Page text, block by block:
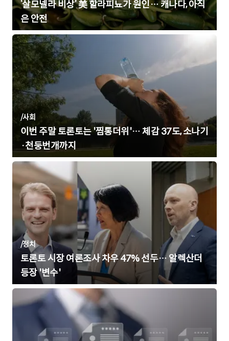
‘살모넬라 비상’ 美 할라피뇨가 원인… 캐나다, 아직
은 안전
/사회
이번 주말 토론토는 '찜통더위'… 체감 37도, 소나기
·천둥번개까지
/정치
토론토 시장 여론조사 차우 47% 선두… 알렉산더
등장 '변수'